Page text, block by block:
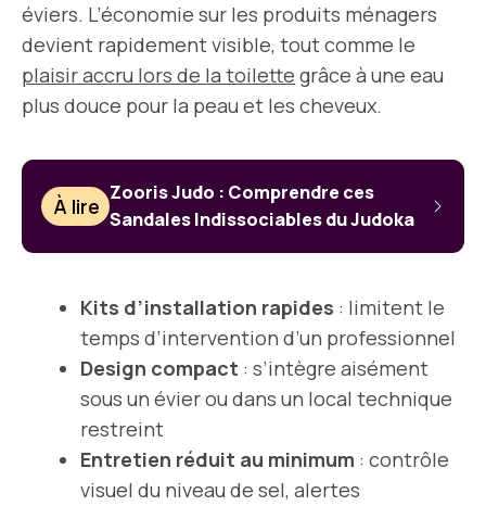
éviers. L’économie sur les produits ménagers
devient rapidement visible, tout comme le
plaisir accru lors de la toilette grâce à une eau
plus douce pour la peau et les cheveux.
À lire
Zooris Judo : Comprendre ces
Sandales Indissociables du Judoka
Kits d’installation rapides : limitent le
temps d’intervention d’un professionnel
Design compact : s’intègre aisément
sous un évier ou dans un local technique
restreint
Entretien réduit au minimum : contrôle
visuel du niveau de sel, alertes